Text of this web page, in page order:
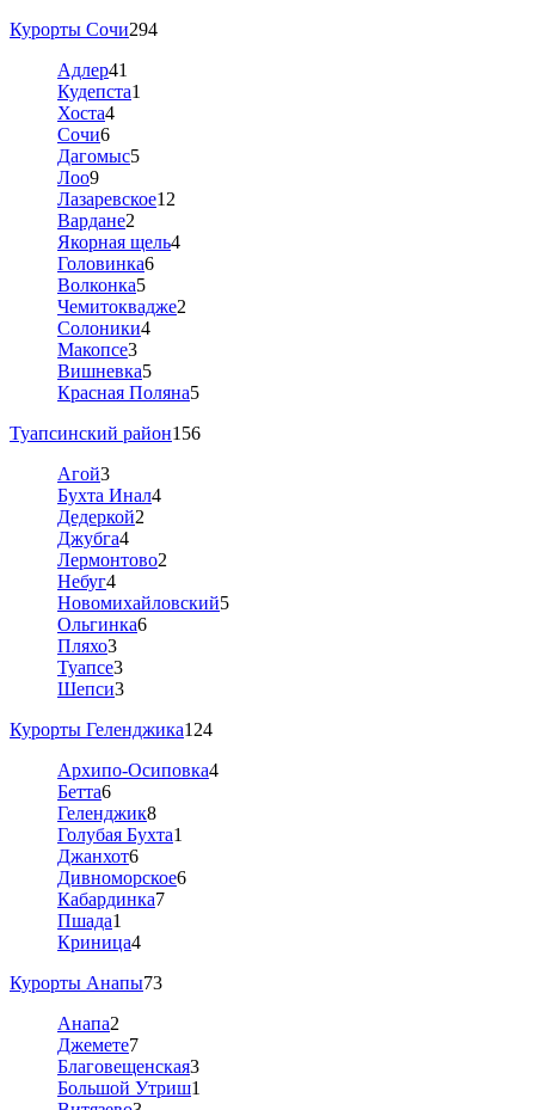
Курорты Сочи294
Адлер41
Кудепста1
Хоста4
Сочи6
Дагомыс5
Лоо9
Лазаревское12
Вардане2
Якорная щель4
Головинка6
Волконка5
Чемитоквадже2
Солоники4
Макопсе3
Вишневка5
Красная Поляна5
Туапсинский район156
Агой3
Бухта Инал4
Дедеркой2
Джубга4
Лермонтово2
Небуг4
Новомихайловский5
Ольгинка6
Пляхо3
Туапсе3
Шепси3
Курорты Геленджика124
Архипо-Осиповка4
Бетта6
Геленджик8
Голубая Бухта1
Джанхот6
Дивноморское6
Кабардинка7
Пшада1
Криница4
Курорты Анапы73
Анапа2
Джемете7
Благовещенская3
Большой Утриш1